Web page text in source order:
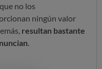
no los
ningún valor
resultan bastante
.